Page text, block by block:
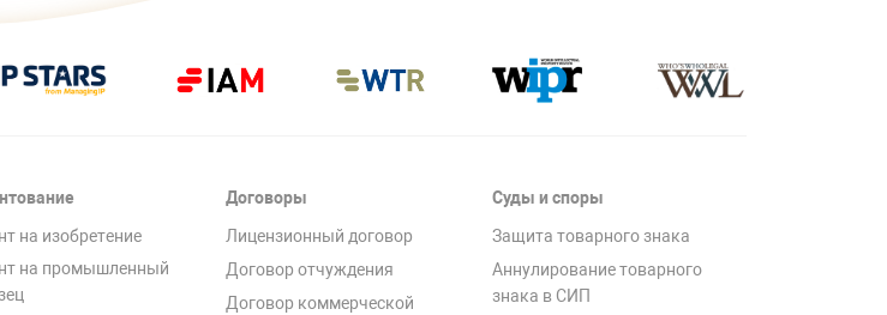
на изобретение
на промышленный
Договоры
Лицензионный договор
Договор отчуждения
Договор коммерческой
Суды и споры
Защита товарного знака
Аннулирование товарного
знака в СИП